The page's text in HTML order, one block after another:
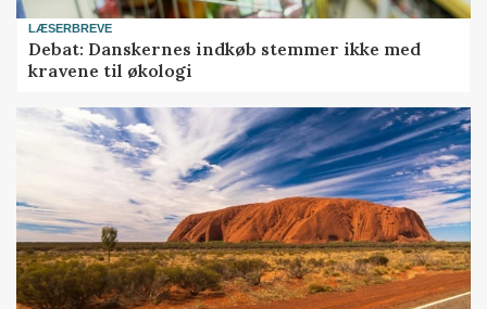
LÆSERBREVE
Debat: Danskernes indkøb stemmer ikke med
kravene til økologi